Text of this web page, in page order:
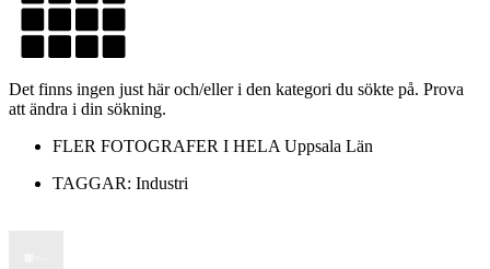
Det finns ingen just här och/eller i den kategori du sökte på. Prova
att ändra i din sökning.
FLER FOTOGRAFER I HELA Uppsala Län
TAGGAR: Industri